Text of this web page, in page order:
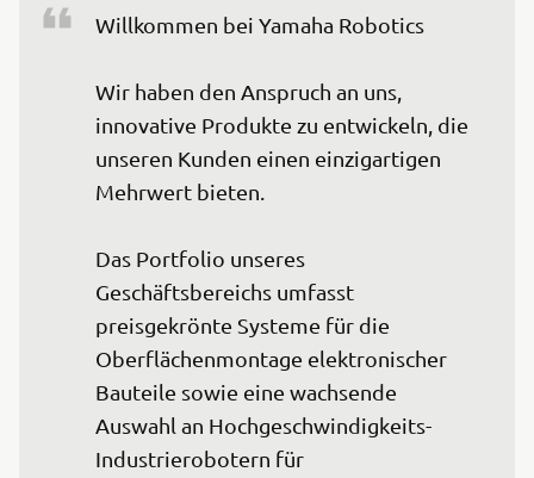
Willkommen bei Yamaha Robotics
Wir haben den Anspruch an uns,
innovative Produkte zu entwickeln, die
unseren Kunden einen einzigartigen
Mehrwert bieten.
Das Portfolio unseres
Geschäftsbereichs umfasst
preisgekrönte Systeme für die
Oberflächenmontage elektronischer
Bauteile sowie eine wachsende
Auswahl an Hochgeschwindigkeits-
Industrierobotern für